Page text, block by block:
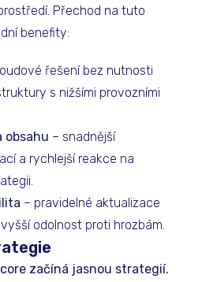
Přechod na tuto
benefity:
řešení bez nutnosti
s nižšími provozními
obsahu – snadnější
a rychlejší reakce na
– pravidelné aktualizace
odolnost proti hrozbám.
začíná jasnou strategií.